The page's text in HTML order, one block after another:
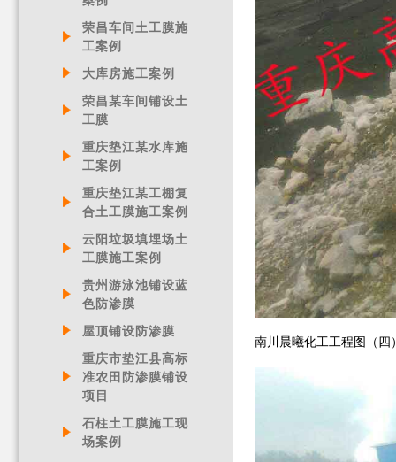
荣昌车间土工膜施
工案例
大库房施工案例
荣昌某车间铺设土
工膜
重庆垫江某水库施
工案例
重庆垫江某工棚复
合土工膜施工案例
云阳垃圾填埋场土
工膜施工案例
贵州游泳池铺设蓝
色防渗膜
屋顶铺设防渗膜
重庆市垫江县高标
准农田防渗膜铺设
项目
石柱土工膜施工现
场案例
南川晨曦化工工程图（四